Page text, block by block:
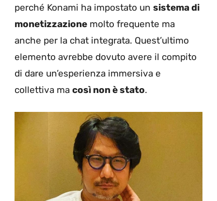
perché Konami ha impostato un sistema di
monetizzazione molto frequente ma
anche per la chat integrata. Quest’ultimo
elemento avrebbe dovuto avere il compito
di dare un’esperienza immersiva e
collettiva ma così non è stato.